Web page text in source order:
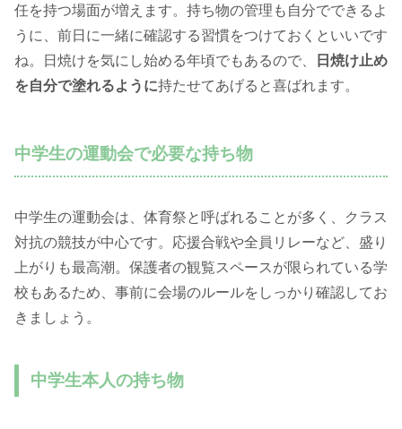
任を持つ場面が増えます。持ち物の管理も自分でできるよ
うに、前日に一緒に確認する習慣をつけておくといいです
ね。日焼けを気にし始める年頃でもあるので、
日焼け止め
を自分で塗れるように持たせてあげると喜ばれます。
中学生の運動会で必要な持ち物
中学生の運動会は、体育祭と呼ばれることが多く、クラス
対抗の競技が中心です。応援合戦や全員リレーなど、盛り
上がりも最高潮。保護者の観覧スペースが限られている学
校もあるため、事前に会場のルールをしっかり確認してお
きましょう。
中学生本人の持ち物